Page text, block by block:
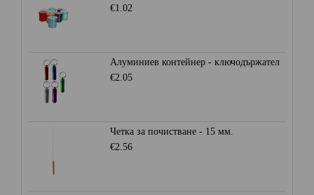
€1.02
Алуминиев контейнер - ключодържател
€2.05
Четка за почистване - 15 мм.
€2.56